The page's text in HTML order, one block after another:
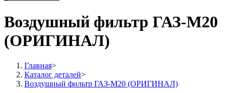
Воздушный фильтр ГАЗ-М20
(ОРИГИНАЛ)
Главная>
Каталог деталей>
Воздушный фильтр ГАЗ-М20 (ОРИГИНАЛ)